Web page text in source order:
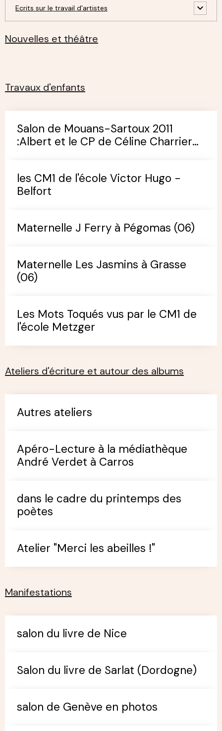
Ecrits sur le travail d'artistes
Nouvelles et théâtre
Travaux d'enfants
Salon de Mouans-Sartoux 2011
:Albert et le CP de Céline Charrier
les CM1 de l'école Victor Hugo -
Belfort
Maternelle J Ferry à Pégomas (06)
Maternelle Les Jasmins à Grasse
(06)
Les Mots Toqués vus par le CM1 de
l'école Metzger
Ateliers d'écriture et autour des albums
Autres ateliers
Apéro-Lecture à la médiathèque
André Verdet à Carros
dans le cadre du printemps des
poètes
Atelier "Merci les abeilles !"
Manifestations
salon du livre de Nice
Salon du livre de Sarlat (Dordogne)
salon de Genève en photos